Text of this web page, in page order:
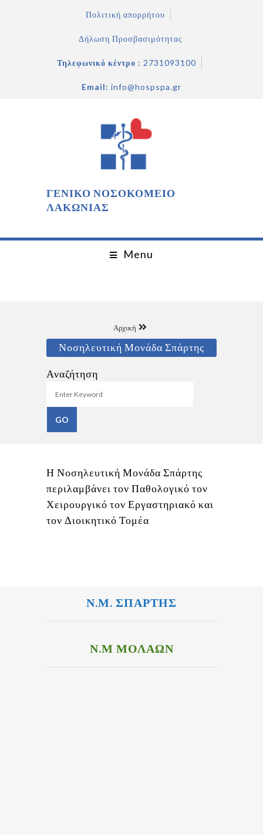
Πολιτική απορρήτου
Δήλωση Προσβασιμότητας
Τηλεφωνικό κέντρο : 2731093100
Email: info@hospspa.gr
ΓΕΝΙΚΟ ΝΟΣΟΚΟΜΕΙΟ
ΛΑΚΩΝΙΑΣ
Menu
Αρχική
Νοσηλευτική Μονάδα Σπάρτης
Αναζήτηση
Η Νοσηλευτική Μονάδα Σπάρτης
περιλαμβάνει τον Παθολογικό τον
Χειρουργικό τον Εργαστηριακό και
τον Διοικητικό Τομέα
Ν.Μ. ΣΠΑΡΤΗΣ
Ν.Μ ΜΟΛΑΩΝ